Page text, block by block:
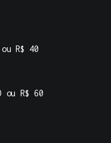
R$ 40
ou R$ 60